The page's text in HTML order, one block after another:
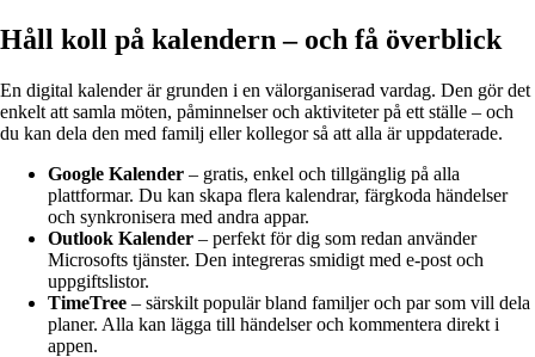
Håll koll på kalendern – och få överblick
En digital kalender är grunden i en välorganiserad vardag. Den gör det
enkelt att samla möten, påminnelser och aktiviteter på ett ställe – och
du kan dela den med familj eller kollegor så att alla är uppdaterade.
Google Kalender – gratis, enkel och tillgänglig på alla
plattformar. Du kan skapa flera kalendrar, färgkoda händelser
och synkronisera med andra appar.
Outlook Kalender – perfekt för dig som redan använder
Microsofts tjänster. Den integreras smidigt med e-post och
uppgiftslistor.
TimeTree – särskilt populär bland familjer och par som vill dela
planer. Alla kan lägga till händelser och kommentera direkt i
appen.